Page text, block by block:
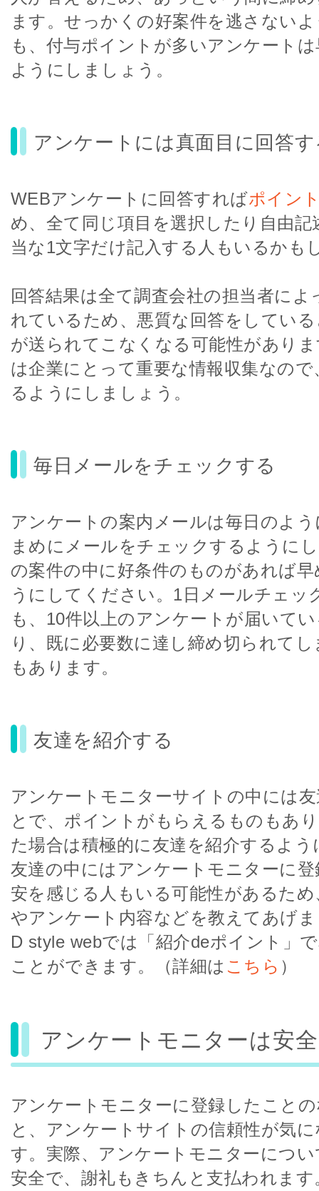
ます。せっかくの好案件を逃さない
も、付与ポイントが多いアンケート
ようにしましょう。
アンケートには真面目に回答
WEBアンケートに回答すればポイン
め、全て同じ項目を選択したり自由記
当な1文字だけ記入する人もいるかも
回答結果は全て調査会社の担当者に
れているため、悪質な回答をしてい
が送られてこなくなる可能性があり
は企業にとって重要な情報収集なの
るようにしましょう。
毎日メールをチェックする
アンケートの案内メールは毎日のよ
まめにメールをチェックするように
の案件の中に好条件のものがあれば
うにしてください。1日メールチェッ
も、10件以上のアンケートが届いて
り、既に必要数に達し締め切られて
もあります。
友達を紹介する
アンケートモニターサイトの中には
とで、ポイントがもらえるものもあ
た場合は積極的に友達を紹介するよ
友達の中にはアンケートモニターに
安を感じる人もいる可能性があるた
やアンケート内容などを教えてあげ
D style webでは「紹介deポイント」
ことができます。（詳細は こちら ）
アンケートモニターは安
アンケートモニターに登録したこと
と、アンケートサイトの信頼性が気
す。実際、アンケートモニターにつ
安全で、謝礼もきちんと支払われま